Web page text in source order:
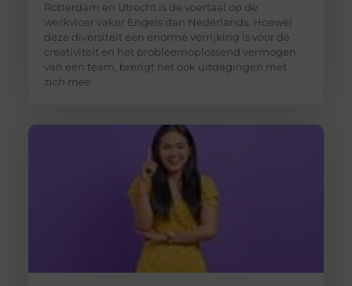
Rotterdam en Utrecht is de voertaal op de
werkvloer vaker Engels dan Nederlands. Hoewel
deze diversiteit een enorme verrijking is voor de
creativiteit en het probleemoplossend vermogen
van een team, brengt het ook uitdagingen met
zich mee